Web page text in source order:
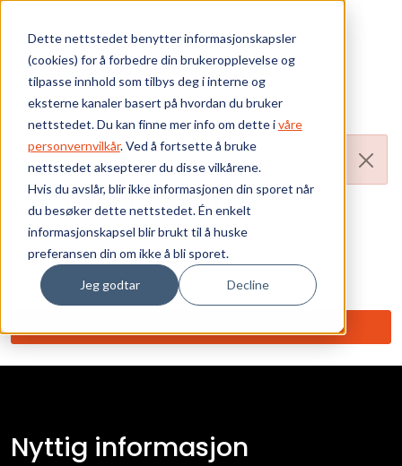
Dette nettstedet benytter informasjonskapsler
(cookies) for å forbedre din brukeropplevelse og
tilpasse innhold som tilbys deg i interne og
eksterne kanaler basert på hvordan du bruker
nettstedet. Du kan finne mer info om dette ivåre
personvernvilkår. Ved å fortsette å bruke
nettstedet aksepterer du disse vilkårene.
Hvis du avslår, blir ikke informasjonen din sporet når
du besøker dette nettstedet. Én enkelt
informasjonskapsel blir brukt til å huske
preferansen din om ikke å bli sporet.
Jeg godtar Decline
Skip to main content
Produktet er ikke aktivt!
DL-CAN/1x8-MM-ST
Produktnummer:010007411
Ant. i pakke: 1
Nyttig informasjon
Bærekraft
Vi tilbyr
Ressurser
Om oss